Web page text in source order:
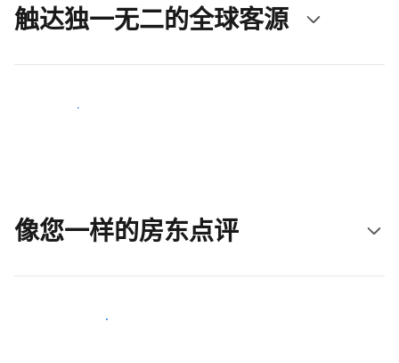
触达独一无二的全球客源
立即触达新客人
像您一样的房东点评
加入和您类似的房东行类